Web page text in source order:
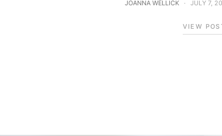
JOANNA WELLICK JULY 7,
VIEW